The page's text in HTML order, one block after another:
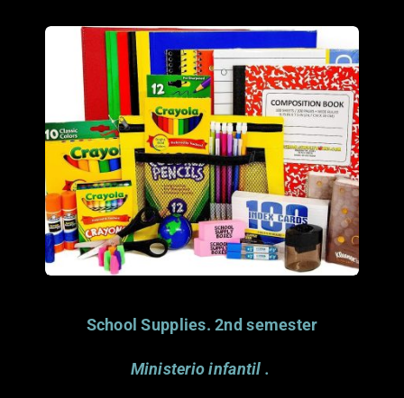
Porfavor considera
donar este articulo.
Gracias.
School Supplies. 2nd semester
Ministerio infantil .